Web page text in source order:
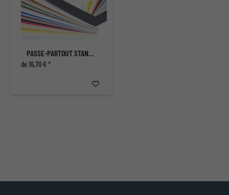
PASSE-PARTOUT STANDARD
de 16,70 € *